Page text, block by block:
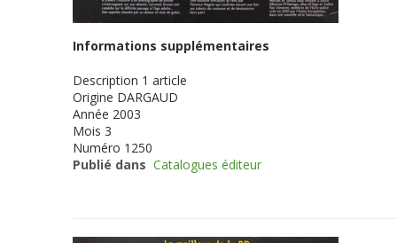
Informations supplémentaires
Description 1 article
Origine DARGAUD
Année 2003
Mois 3
Numéro 1250
Publié dans Catalogues éditeur